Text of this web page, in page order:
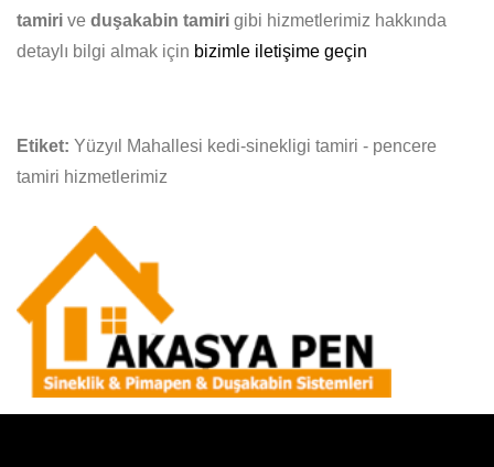
tamiri ve duşakabin tamiri gibi hizmetlerimiz hakkında
detaylı bilgi almak için bizimle iletişime geçin
Etiket: Yüzyıl Mahallesi kedi-sinekligi tamiri - pencere
tamiri hizmetlerimiz